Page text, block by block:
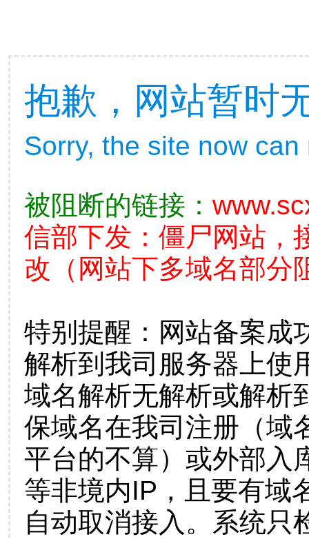
抱歉，网站暂时
Sorry, the site now
被阻断的链接：
信部下发：僵尸网站，
改（网站下多域名部分
特别提醒：网站备案成
解析到我司服务器上使
域名解析无解析或解析
保域名在我司注册（域
平台的不算）或外部入
等非境内IP，且要有域
自动取消接入。系统只